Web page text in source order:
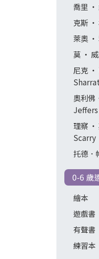
喬里 ‧
克斯 ‧
萊奧 ‧
莫 ‧
尼克 ‧
奧利佛
Jeffers
理察 ‧
Scarry
托德．
0-6 歲
繪本
遊戲書
有聲書
練習本